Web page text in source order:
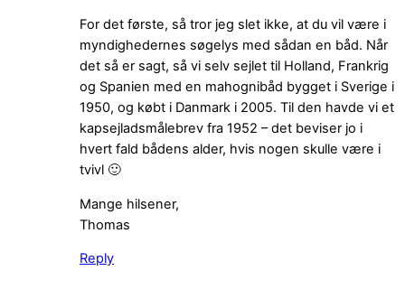
For det første, så tror jeg slet ikke, at du vil være i
myndighedernes søgelys med sådan en båd. Når
det så er sagt, så vi selv sejlet til Holland, Frankrig
og Spanien med en mahognibåd bygget i Sverige i
1950, og købt i Danmark i 2005. Til den havde vi et
kapsejladsmålebrev fra 1952 – det beviser jo i
hvert fald bådens alder, hvis nogen skulle være i
tvivl 🙂
Mange hilsener,
Thomas
Reply